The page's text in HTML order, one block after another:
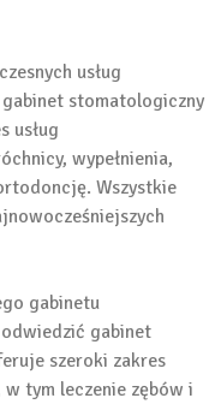
usług
stomatologiczny
usług
wypełnienia,
Wszystkie
gabinetu
gabinet
szeroki zakres
tym leczenie zębów i